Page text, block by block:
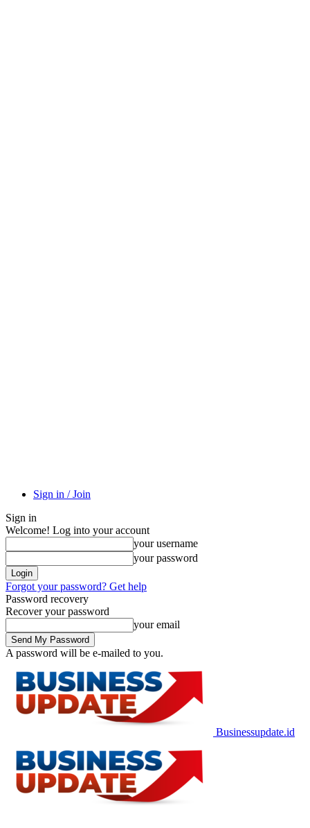
Sign in / Join
Sign in
Welcome! Log into your account
your username
your password
Forgot your password? Get help
Password recovery
Recover your password
your email
A password will be e-mailed to you.
Businessupdate.id